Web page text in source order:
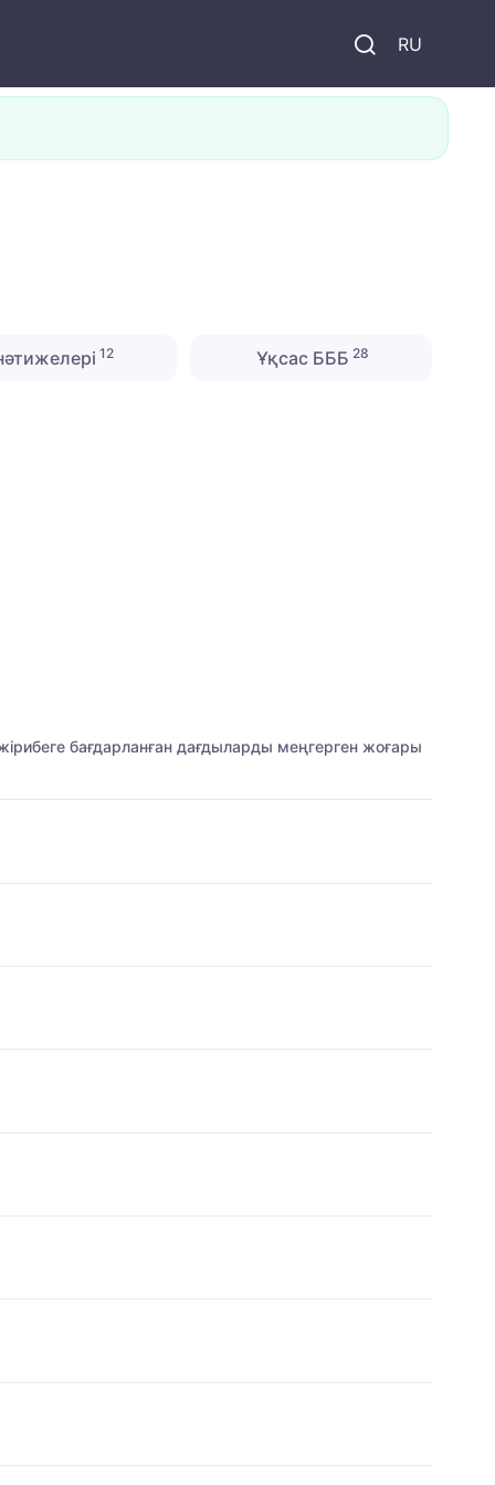
RU
12 Ұқсас БББ 28
бағдарланған дағдыларды меңгерген жоғары